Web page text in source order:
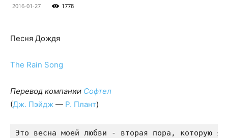
2016-01-27 1778
Песня Дождя
The Rain Song
Перевод компании Софтел
(Дж. Пэйдж — Р. Плант)
Это весна моей любви - вторая пора, которую я